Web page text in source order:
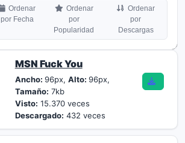
Ordenar
por Fecha
Ordenar
por
Popularidad
Ordenar
por
Descargas
MSN Fuck You
Ancho: 96px, Alto: 96px,
Tamaño: 7kb
Visto: 15.370 veces
Descargado: 432 veces